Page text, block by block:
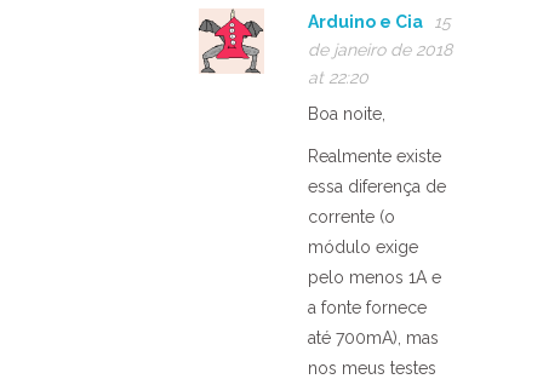
Arduino e Cia
15
de janeiro de 2018
at 22:20
Boa noite,
Realmente existe
essa diferença de
corrente (o
módulo exige
pelo menos 1A e
a fonte fornece
até 700mA), mas
nos meus testes